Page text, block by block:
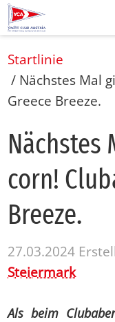
Startlinie
/ Nächstes Mal
Greece Breeze.
Nächs­tes
corn!
Bree­ze.
27.03.2024
Steiermark
Als beim